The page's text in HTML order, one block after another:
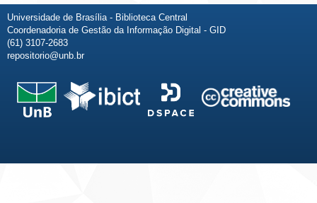
Universidade de Brasília - Biblioteca Central
Coordenadoria de Gestão da Informação Digital - GID
(61) 3107-2683
repositorio@unb.br